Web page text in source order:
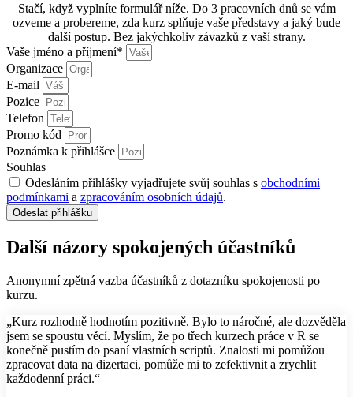
Stačí, když vyplníte formulář níže. Do 3 pracovních dnů se vám
ozveme a probereme, zda kurz splňuje vaše představy a jaký bude
další postup. Bez jakýchkoliv závazků z vaší strany.
Vaše jméno a příjmení*
Organizace
E-mail
Pozice
Telefon
Promo kód
Poznámka k přihlášce
Souhlas
Odesláním přihlášky vyjadřujete svůj souhlas s obchodními
podmínkami a zpracováním osobních údajů.
Odeslat přihlášku
Další názory spokojených účastníků
Anonymní zpětná vazba účastníků z dotazníku spokojenosti po
kurzu.
„Kurz rozhodně hodnotím pozitivně. Bylo to náročné, ale dozvěděla
jsem se spoustu věcí. Myslím, že po třech kurzech práce v R se
konečně pustím do psaní vlastních scriptů. Znalosti mi pomůžou
zpracovat data na dizertaci, pomůže mi to zefektivnit a zrychlit
každodenní práci.“